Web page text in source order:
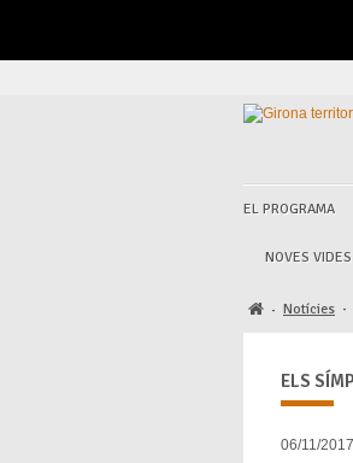
EL PROGRAMA
NOVES
· Notícies ·
ELS
06/11/2017